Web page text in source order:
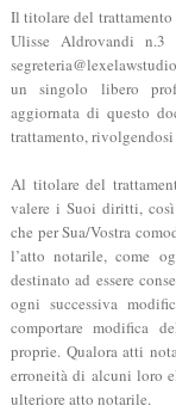
Il titolare del
Ulisse Aldrovandi
un singolo libero
aggiornata di questo
trattamento,
Al titolare del
valere i Suoi diritti,
che per Sua/Vostra
l’atto notarile, come
destinato ad essere
ogni successiva
comportare modifica
proprie. Qualora atti
erroneità di alcuni loro
ulteriore atto notarile.